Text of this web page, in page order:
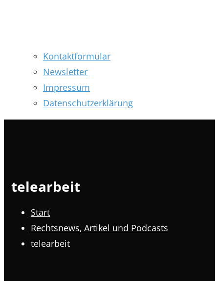
Kontaktformular
Newsletter
Impressum
Datenschutzerklärung
telearbeit
Start
Rechtsnews, Artikel und Podcasts
telearbeit